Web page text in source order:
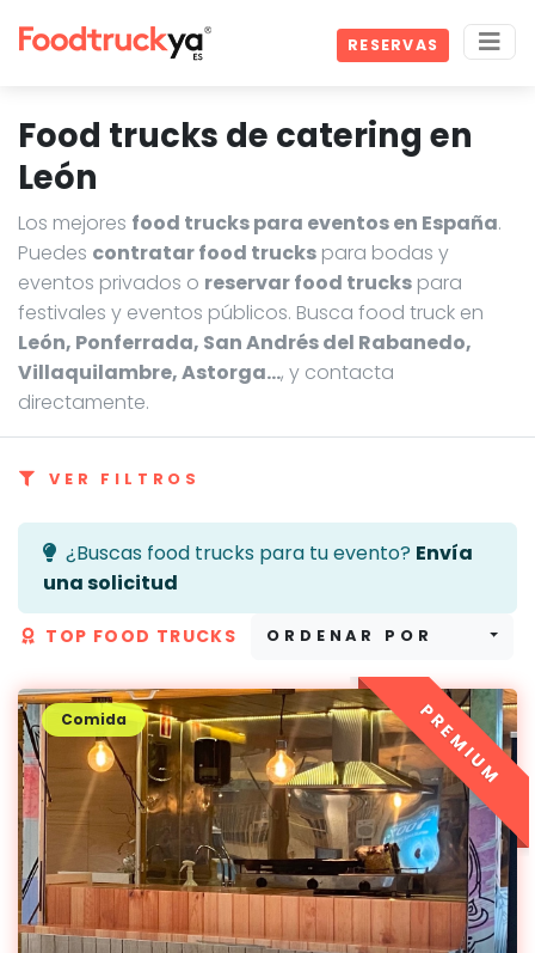
RESERVAS
Food trucks de catering en
León
Los mejores food trucks para eventos en España.
Puedes contratar food trucks para bodas y
eventos privados o reservar food trucks para
festivales y eventos públicos. Busca food truck en
León, Ponferrada, San Andrés del Rabanedo,
Villaquilambre, Astorga…, y contacta
directamente.
VER FILTROS
¿Buscas food trucks para tu evento? Envía
una solicitud
TOP FOOD TRUCKS ORDENAR POR
Comida PREMIUM